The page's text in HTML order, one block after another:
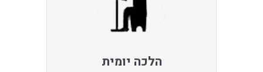
הלכה יומית